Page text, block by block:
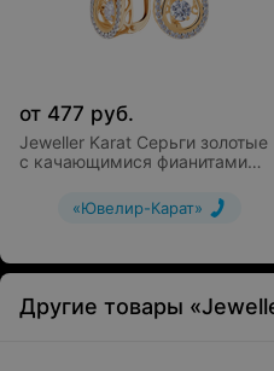
от 477 руб.
Jeweller Karat Серьги золотые
с качающимися фианитами
«Ювелир-Карат»
Другие товары